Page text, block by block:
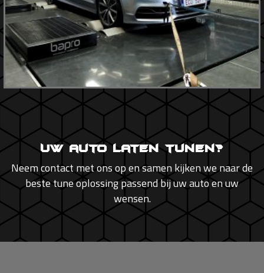
Uw auto laten tunen?
Neem contact met ons op en samen kijken we naar de
beste tune oplossing passend bij uw auto en uw
wensen.